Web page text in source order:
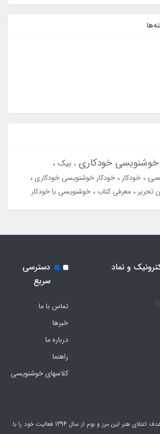
خوشنویسی خودکاری
بیک
خودکار
خودکار خوشنویسی خودکاری
تحریر معرفی کتاب خوشنویسی با خودکار
و نماد
دسترسی
سریع
تماس با ما
خبرها
درباره ما
راهنما
کلاسهای خوشنویسی
تیم هنری کلک عشق با هدف اعتلای هنر این مرز و بوم از سال 1394 فعالیت خود را با